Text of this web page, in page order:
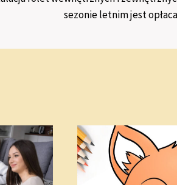
sezonie letnim jest